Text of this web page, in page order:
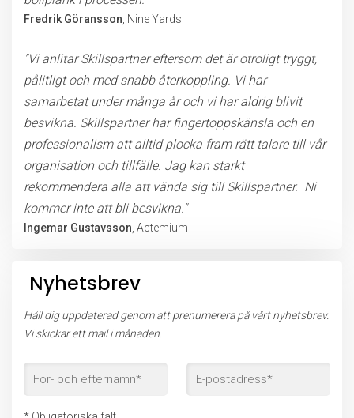
Fredrik Göransson , Nine Yards
"Vi anlitar Skillspartner eftersom det är otroligt tryggt,
pålitligt och med snabb återkoppling. Vi har
samarbetat under många år och vi har aldrig blivit
besvikna. Skillspartner har fingertoppskänsla och en
professionalism att alltid plocka fram rätt talare till vår
organisation och tillfälle. Jag kan starkt
rekommendera alla att vända sig till Skillspartner. Ni
kommer inte att bli besvikna."
Ingemar Gustavsson , Actemium
Nyhetsbrev
Håll dig uppdaterad genom att prenumerera på vårt nyhetsbrev.
Vi skickar ett mail i månaden.